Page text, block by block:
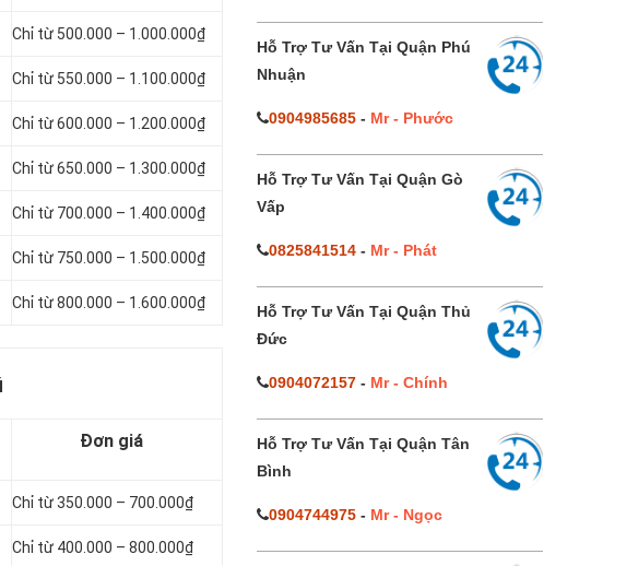
Chỉ từ 500.000 – 1.000.000₫
Chỉ từ 550.000 – 1.100.000₫
Chỉ từ 600.000 – 1.200.000₫
Chỉ từ 650.000 – 1.300.000₫
Chỉ từ 700.000 – 1.400.000₫
Chỉ từ 750.000 – 1.500.000₫
Chỉ từ 800.000 – 1.600.000₫
Đơn giá
Chỉ từ 350.000 – 700.000₫
Chỉ từ 400.000 – 800.000₫
Hỗ Trợ Tư Vấn Tại Quận Phú
Nhuận
0904985685- Mr - Phước
Hỗ Trợ Tư Vấn Tại Quận Gò
Vấp
0825841514- Mr - Phát
Hỗ Trợ Tư Vấn Tại Quận Thủ
Đức
0904072157- Mr - Chính
Hỗ Trợ Tư Vấn Tại Quận Tân
Bình
0904744975- Mr - Ngọc